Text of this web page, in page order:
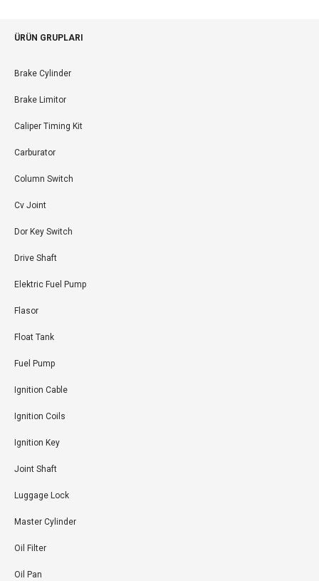
ÜRÜN GRUPLARI
Brake Cylinder
Brake Limitor
Caliper Timing Kit
Carburator
Column Switch
Cv Joint
Dor Key Switch
Drive Shaft
Elektric Fuel Pump
Flasor
Float Tank
Fuel Pump
Ignition Cable
Ignition Coils
Ignition Key
Joint Shaft
Luggage Lock
Master Cylinder
Oil Filter
Oil Pan